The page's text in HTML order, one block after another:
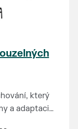
který
a adaptaci